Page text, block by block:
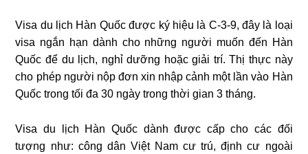
Visa du lịch Hàn Quốc được ký hiệu là C-3-9, đây là loại
visa ngắn hạn dành cho những người muốn đến Hàn
Quốc để du lịch, nghỉ dưỡng hoặc giải trí. Thị thực này
cho phép người nộp đơn xin nhập cảnh một lần vào Hàn
Quốc trong tối đa 30 ngày trong thời gian 3 tháng.
Visa du lịch Hàn Quốc dành được cấp cho các đối
tượng như: công dân Việt Nam cư trú, định cư ngoài